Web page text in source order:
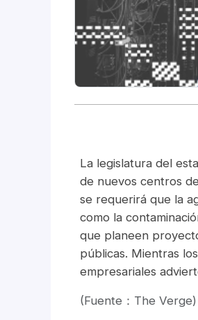
La legislatura del
de nuevos centros
se requerirá que la
como la
que planeen
públicas. Mientras
empresariales
(Fuente：The Verge)